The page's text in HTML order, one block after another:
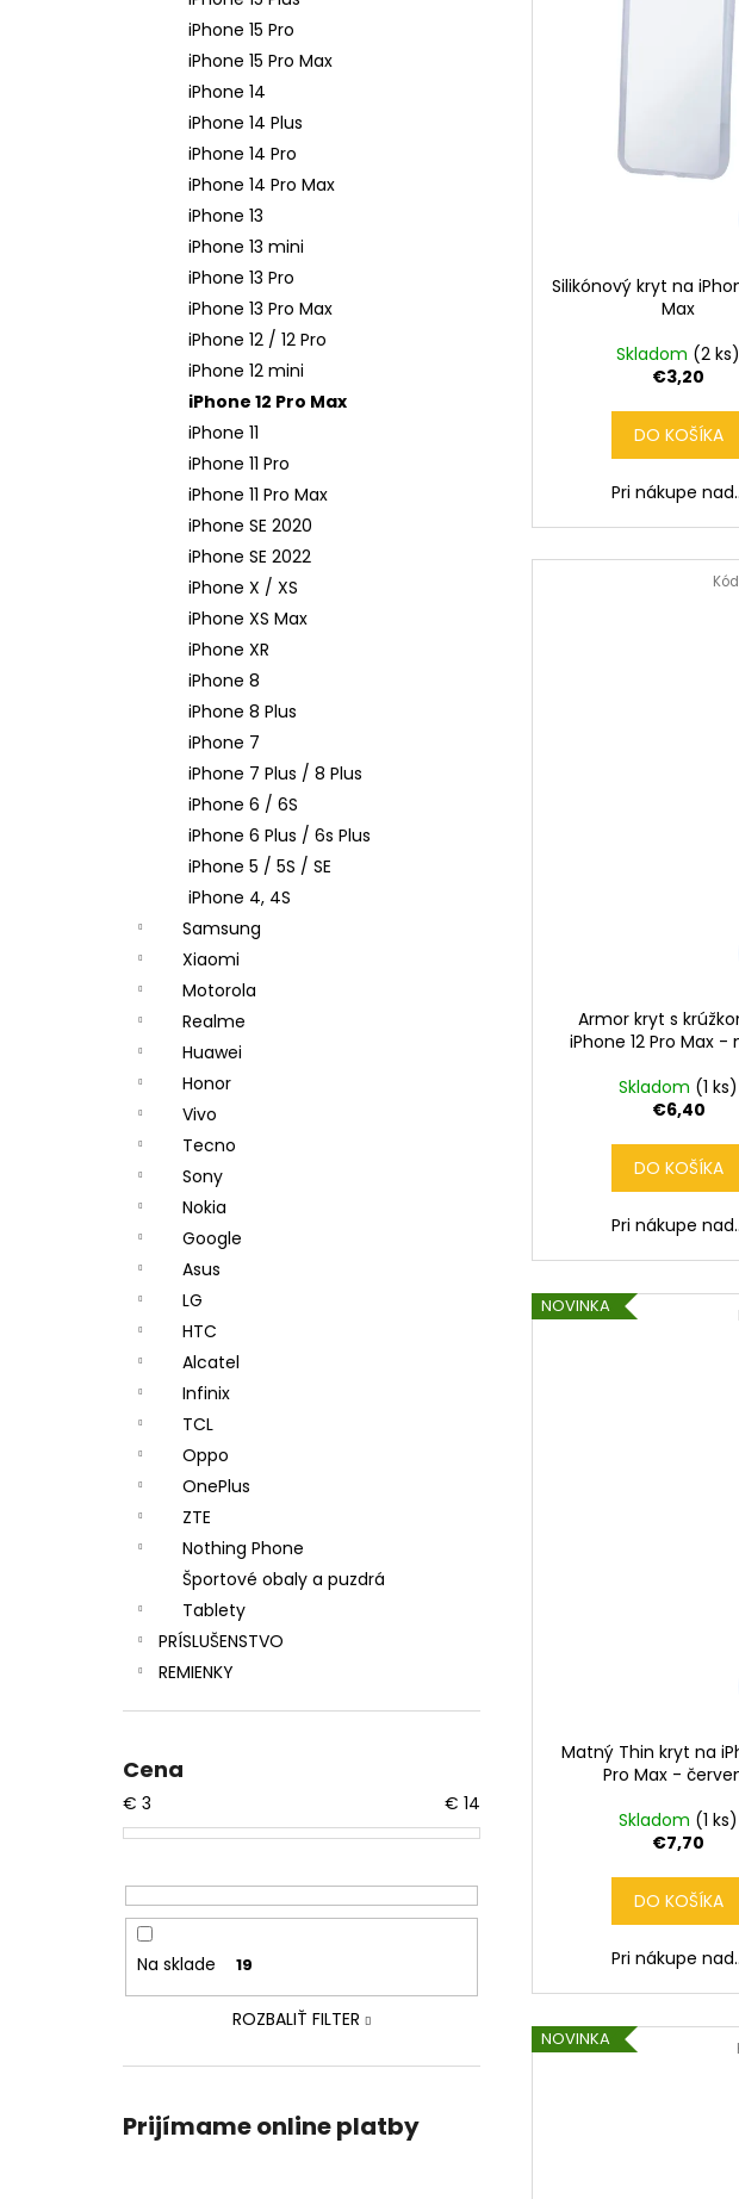
iPhone 15 Pro
iPhone 15 Pro Max
iPhone 14
iPhone 14 Plus
iPhone 14 Pro
iPhone 14 Pro Max
iPhone 13
iPhone 13 mini
iPhone 13 Pro
iPhone 13 Pro Max
iPhone 12 / 12 Pro
iPhone 12 mini
iPhone 12 Pro Max
iPhone 11
iPhone 11 Pro
iPhone 11 Pro Max
iPhone SE 2020
iPhone SE 2022
iPhone X / XS
iPhone XS Max
iPhone XR
iPhone 8
iPhone 8 Plus
iPhone 7
iPhone 7 Plus / 8 Plus
iPhone 6 / 6S
iPhone 6 Plus / 6s Plus
iPhone 5 / 5S / SE
iPhone 4, 4S
Samsung
Xiaomi
Motorola
Realme
Huawei
Honor
Vivo
Tecno
Sony
Nokia
Google
Asus
LG
HTC
Alcatel
Infinix
TCL
Oppo
OnePlus
ZTE
Nothing Phone
Športové obaly a puzdrá
Tablety
PRÍSLUŠENSTVO
REMIENKY
Cena
€ 3 € 14
Na sklade 19
ROZBALIŤ FILTER
Prijímame online platby
Silikónový kryt na
Max
Skladom (2 ks)
€3,20
DO KOŠÍKA
Pri nákupe
Armor kryt s
iPhone 12 Pro Max -
Skladom (1 ks)
€6,40
DO KOŠÍKA
Pri nákupe
NOVINKA
Matný Thin kryt na
Pro Max -
Skladom (1 ks)
€7,70
DO KOŠÍKA
Pri nákupe
NOVINKA